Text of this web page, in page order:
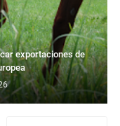
exportaciones de